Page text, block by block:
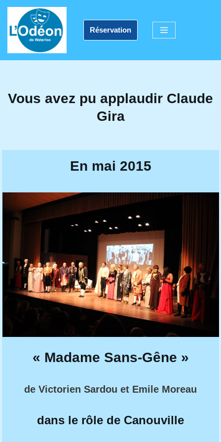
Aller
au
contenu
Réservation
Vous avez pu applaudir Claude
Gira
En mai 2015
« Madame Sans-Gêne »
de Victorien Sardou et Emile Moreau
dans le rôle de Canouville